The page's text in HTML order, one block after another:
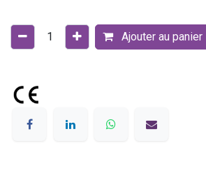
Ajouter au panier